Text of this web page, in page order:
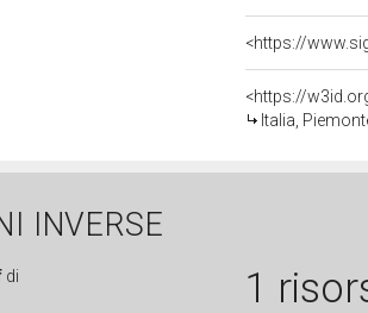
<https://
<https://
Italia,
INVERSE
di 1